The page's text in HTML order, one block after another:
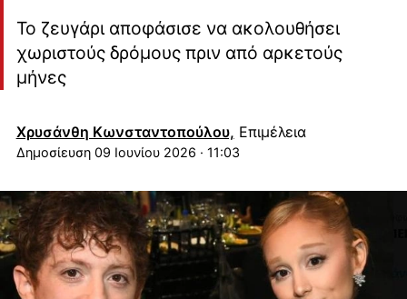
Το ζευγάρι αποφάσισε να ακολουθήσει
χωριστούς δρόμους πριν από αρκετούς
μήνες
Χρυσάνθη Κωνσταντοπούλου, Επιμέλεια
09 Ιουνίου 2026 · 11:03